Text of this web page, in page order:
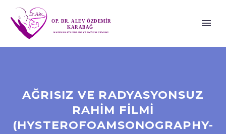
AĞRISIZ VE RADYASYONSUZ
RAHIM FILMI
(HYSTEROFOAMSONOGRAPHY-